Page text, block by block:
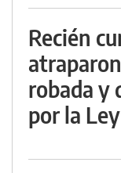
Recién
robada y
por la